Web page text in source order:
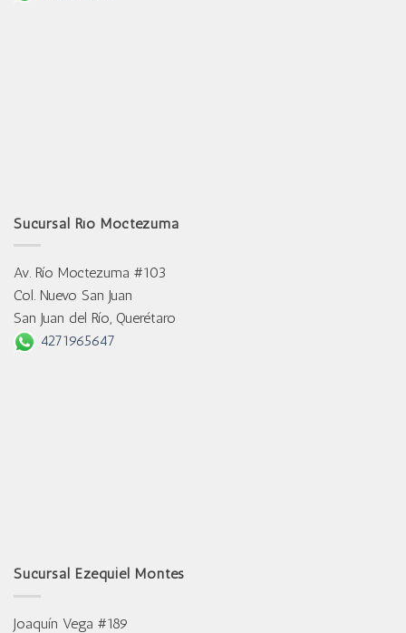
Sucursal Río Moctezuma
Av. Río Moctezuma #103
Col. Nuevo San Juan
San Juan del Río, Querétaro
4271965647
Sucursal Ezequiel Montes
Joaquín Vega #189